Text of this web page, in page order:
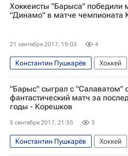
Илья Шипов
Никита Михайлис
Мэтт Фрэттин
Хоккеисты "Барыса" победили
"Динамо" в матче чемпионата
21 сентября 2017, 19:03 4
Константин Пушкарёв Хоккей
КХЛ 2025-2026
Сибирь
Барыс
ХК Динамо (Москва)
Джастин Фонтэйн
Мэтт Фрэттин
"Барыс" сыграл с "Салаватом"
фантастический матч за
годы - Корешков
5 сентября 2017, 21:55 5
Константин Пушкарёв Хоккей